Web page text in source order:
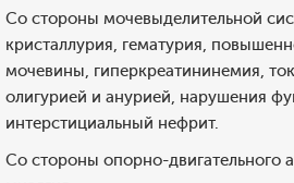
Со стороны мочевыделительной
кристаллурия, гематурия,
мочевины, гиперкреатининемия,
олигурией и анурией, нарушения
интерстициальный нефрит.
Со стороны опорно-двигательного